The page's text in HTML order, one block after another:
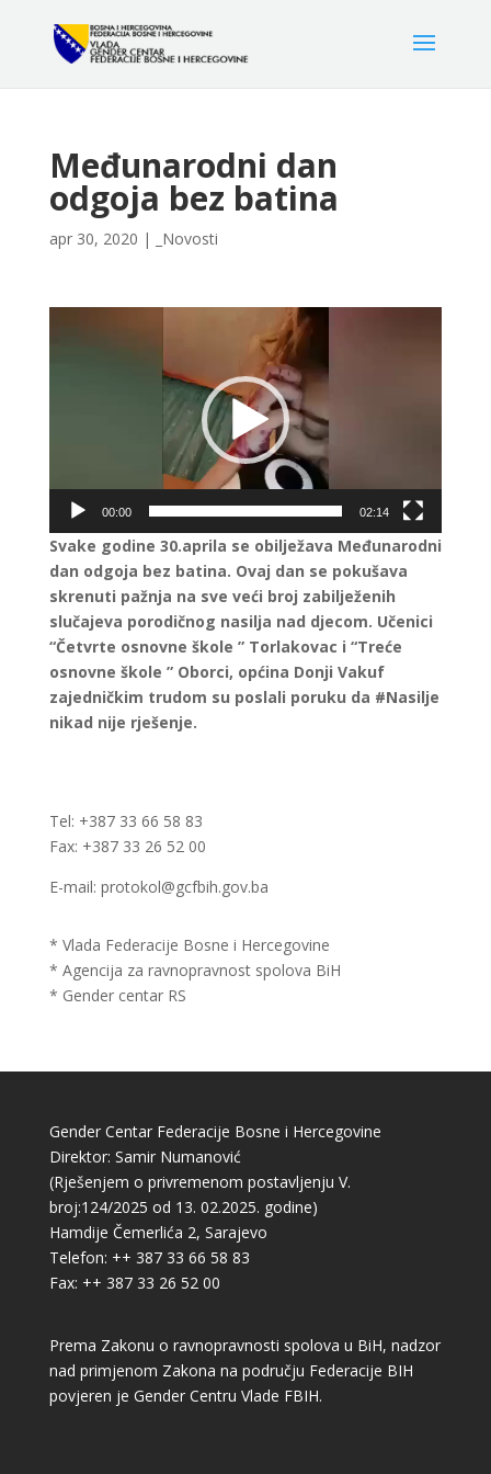
Međunarodni dan
odgoja bez batina
apr 30, 2020 | _Novosti
00:00 02:14
Svake godine 30.aprila se obilježava Međunarodni
dan odgoja bez batina. Ovaj dan se pokušava
skrenuti pažnja na sve veći broj zabilježenih
slučajeva porodičnog nasilja nad djecom. Učenici
“Četvrte osnovne škole ” Torlakovac i “Treće
osnovne škole ” Oborci, općina Donji Vakuf
zajedničkim trudom su poslali poruku da #Nasilje
nikad nije rješenje.
Tel: +387 33 66 58 83
Fax: +387 33 26 52 00
E-mail: protokol@gcfbih.gov.ba
* Vlada Federacije Bosne i Hercegovine
* Agencija za ravnopravnost spolova BiH
* Gender centar RS
Gender Centar Federacije Bosne i Hercegovine
Direktor: Samir Numanović
(Rješenjem o privremenom postavljenju V.
broj:124/2025 od 13. 02.2025. godine)
Hamdije Čemerlića 2, Sarajevo
Telefon: ++ 387 33 66 58 83
Fax: ++ 387 33 26 52 00
Prema Zakonu o ravnopravnosti spolova u BiH, nadzor
nad primjenom Zakona na području Federacije BIH
povjeren je Gender Centru Vlade FBIH.